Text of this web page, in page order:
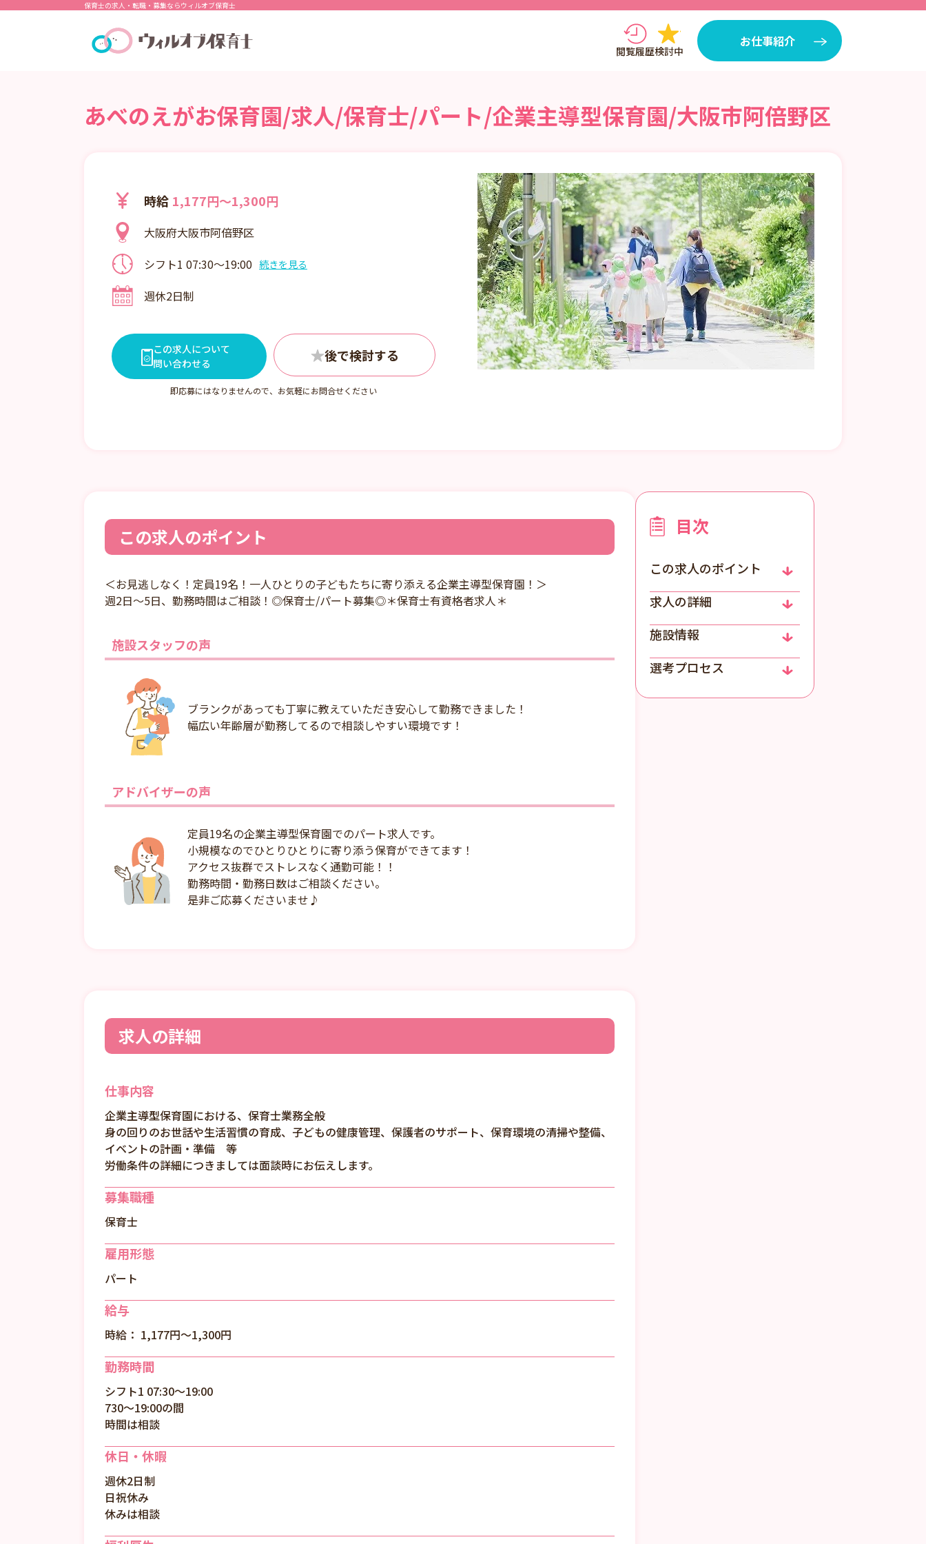
保育士の求人・転職・募集ならウィルオブ保育士
閲覧履歴検討中
お仕事紹介
あべのえがお保育園/求人/保育士/パート/企業主導型保育園/大阪市阿倍野区
時給 1,177円～1,300円
大阪府大阪市阿倍野区
シフト1 07:30～19:00
時間は相談
続きを見る
週休2日制
この求人について
問い合わせる
即応募にはなりませんので、お気軽にお問合せください
この求人のポイント
＜お見逃しなく！定員19名！一人ひとりの子どもたちに寄り添える企業主導型保育園！＞
週2日～5日、勤務時間はご相談！◎保育士/パート募集◎＊保育士有資格者求人＊
施設スタッフの声
ブランクがあっても丁寧に教えていただき安心して勤務できました！
幅広い年齢層が勤務してるので相談しやすい環境です！
アドバイザーの声
定員19名の企業主導型保育園でのパート求人です。
小規模なのでひとりひとりに寄り添う保育ができてます！
アクセス抜群でストレスなく通勤可能！！
勤務時間・勤務日数はご相談ください。
是非ご応募くださいませ♪
求人の詳細
仕事内容
企業主導型保育園における、保育士業務全般
身の回りのお世話や生活習慣の育成、子どもの健康管理、保護者のサポート、保育環境の清掃や整備、
イベントの計画・準備 等
労働条件の詳細につきましては面談時にお伝えします。
募集職種
保育士
雇用形態
パート
給与
時給： 1,177円〜1,300円
勤務時間
シフト1 07:30～19:00
730～19:00の間
時間は相談
休日・休暇
週休2日制
日祝休み
休みは相談
目次
この求人のポイント
求人の詳細
施設情報
選考プロセス